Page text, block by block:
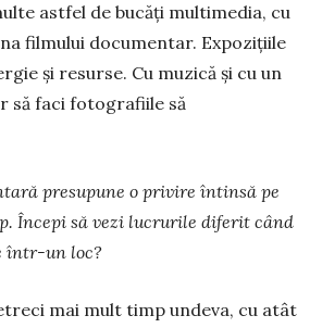
astfel de bucăți multimedia, cu
filmului documentar. Expozițiile
și resurse. Cu muzică și cu un
să faci fotografiile să
presupune o privire întinsă pe
Începi să vezi lucrurile diferit când
într-un loc?
mai mult timp undeva, cu atât